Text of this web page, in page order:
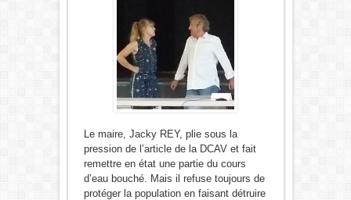
Le maire, Jacky REY, plie sous la
pression de l’article de la DCAV et fait
remettre en état une partie du cours
d’eau bouché. Mais il refuse toujours de
protéger la population en faisant détruire